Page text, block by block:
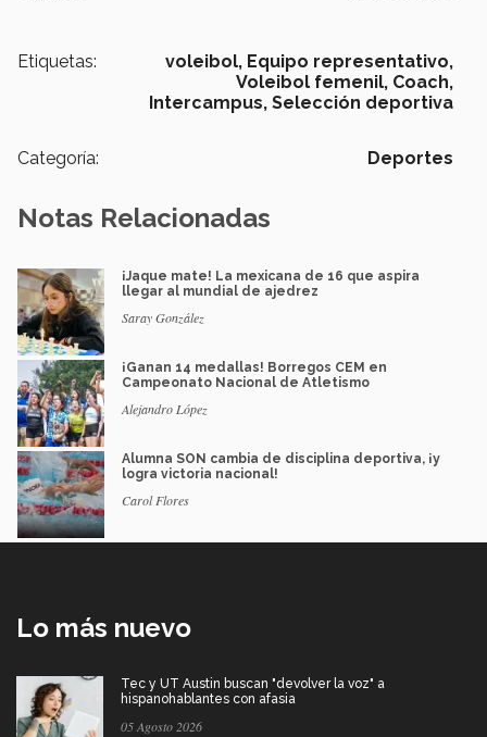
Etiquetas: voleibol, Equipo representativo,
Voleibol femenil, Coach,
Intercampus, Selección deportiva
Categoría: Deportes
Notas Relacionadas
¡Jaque mate! La mexicana de 16 que aspira
llegar al mundial de ajedrez
Saray González
¡Ganan 14 medallas! Borregos CEM en
Campeonato Nacional de Atletismo
Alejandro López
Alumna SON cambia de disciplina deportiva, ¡y
logra victoria nacional!
Carol Flores
Lo más nuevo
Tec y UT Austin buscan "devolver la voz" a
hispanohablantes con afasia
05 Agosto 2026